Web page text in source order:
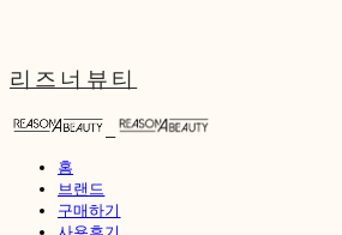
리즈너뷰티
홈
브랜드
구매하기